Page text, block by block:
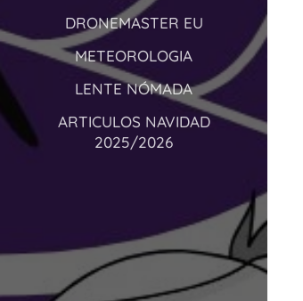
DRONEMASTER EU
METEOROLOGIA
LENTE NÓMADA
ARTICULOS NAVIDAD
2025/2026